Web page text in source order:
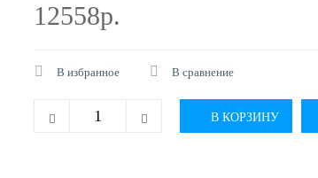
12558р.
В избранное В сравнение